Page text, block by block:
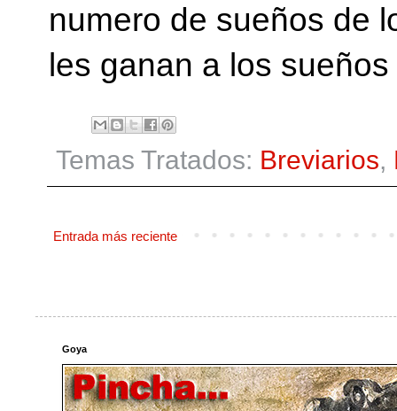
numero de sueños de
les ganan a los
Temas Tratados: Breviarios,
Entrada más reciente
Goya